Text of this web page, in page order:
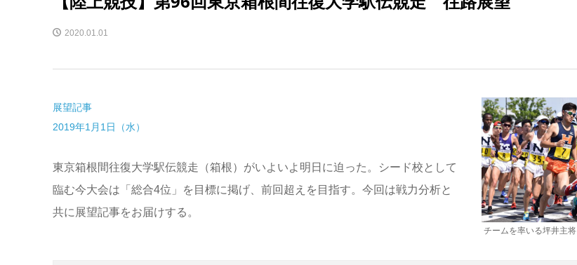
2020.01.01
展望記事
2019年1月1日（水）
東京箱根間往復大学駅伝競走（箱根）がいよいよ明日に迫った。シード校として
臨む今大会は「総合4位」を目標に掲げ、前回超えを目指す。今回は戦力分析と
共に展望記事をお届けする。
チームを率いる坪井主将